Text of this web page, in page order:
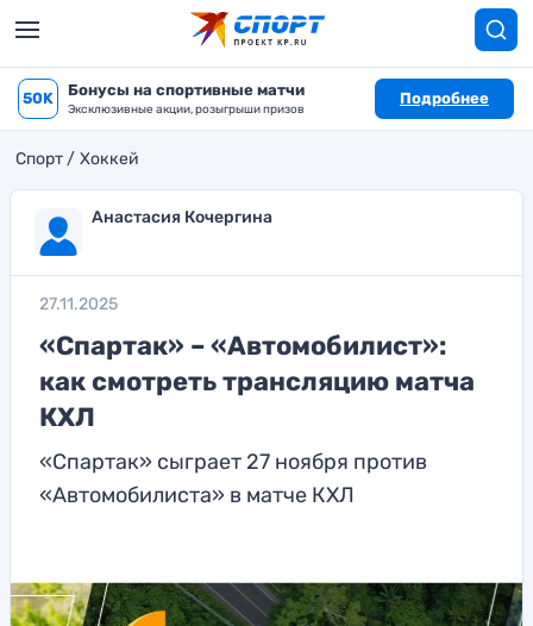
50K Бонусы на спортивные матчи
Эксклюзивные акции, розыгрыши призов
Подробнее
Спорт Хоккей
Анастасия Кочергина
27.11.2025
«Спартак» – «Автомобилист»:
как смотреть трансляцию матча
КХЛ
«Спартак» сыграет 27 ноября против
«Автомобилиста» в матче КХЛ